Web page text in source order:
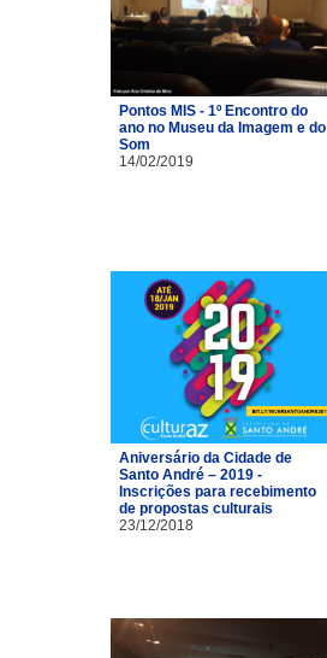
Pontos MIS - 1º Encontro do
ano no Museu da Imagem e do
Som
14/02/2019
Aniversário da Cidade de
Santo André – 2019 -
Inscrições para recebimento
de propostas culturais
23/12/2018